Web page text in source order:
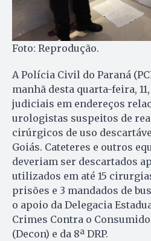
Foto: Reprodução.
A Polícia Civil do Paraná
manhã desta quarta-feira,
judiciais em endereços
urologistas suspeitos de
cirúrgicos de uso
Goiás. Cateteres e outros
deveriam ser descartados
utilizados em até 15
prisões e 3 mandados de
o apoio da Delegacia
Crimes Contra o
(Decon) e da 8ª DRP.